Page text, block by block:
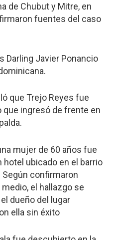
de Chubut y Mitre, en
fuentes del caso
Darling Javier Ponancio
que Trejo Reyes fue
que ingresó de frente en
mujer de 60 años fue
ubicado en el barrio
Según confirmaron
el hallazgo se
dueño del lugar
ella sin éxito